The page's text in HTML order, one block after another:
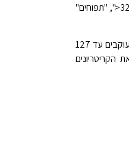
קריטריונים בתור 32, "32", "‎>32", "תפוחים"
ארגומנטים עוקבים עד 127
הקריטריונים